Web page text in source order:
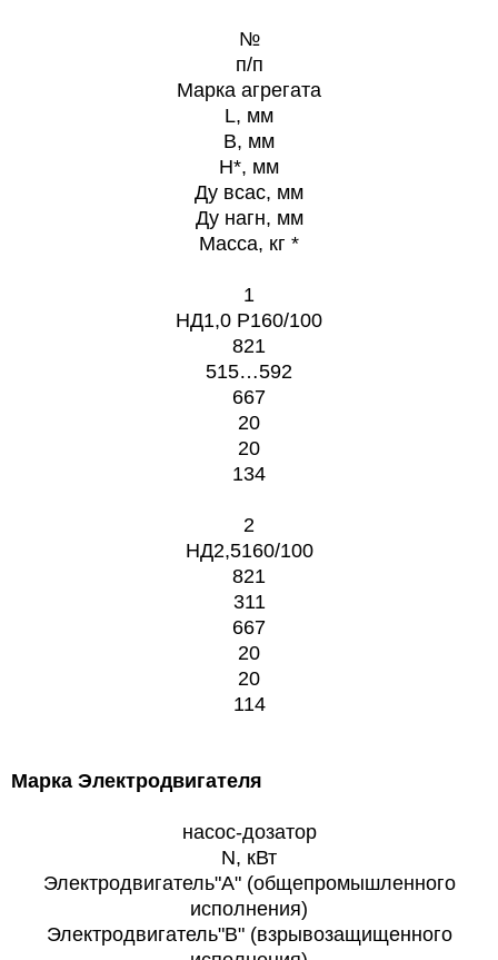
№
п/п
Марка агрегата
L, мм
B, мм
H*, мм
Ду всас, мм
Ду нагн, мм
Масса, кг *
1
НД1,0 Р160/100
821
515…592
667
20
20
134
2
НД2,5160/100
821
311
667
20
20
114
Марка Электродвигателя
насос-дозатор
N, кВт
Электродвигатель"А" (общепромышленного
исполнения)
Электродвигатель"В" (взрывозащищенного